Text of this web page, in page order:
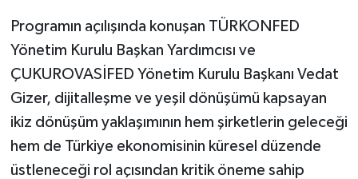
Programın açılışında konuşan TÜRKONFED
Yönetim Kurulu Başkan Yardımcısı ve
ÇUKUROVASİFED Yönetim Kurulu Başkanı Vedat
Gizer, dijitalleşme ve yeşil dönüşümü kapsayan
ikiz dönüşüm yaklaşımının hem şirketlerin geleceği
hem de Türkiye ekonomisinin küresel düzende
üstleneceği rol açısından kritik öneme sahip